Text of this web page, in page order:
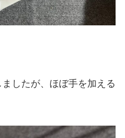
したが、ほぼ手を加える